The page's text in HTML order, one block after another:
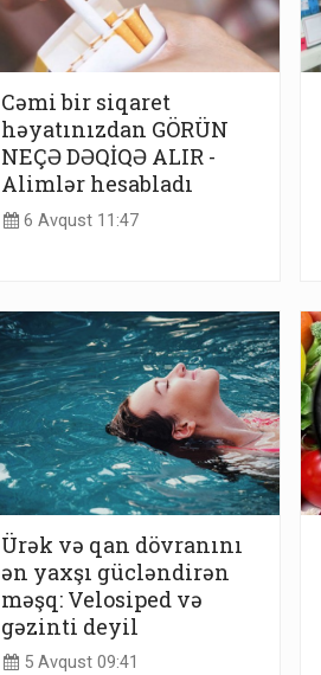
Cəmi bir siqaret
həyatınızdan GÖRÜN
NEÇƏ DƏQİQƏ ALIR -
Alimlər hesabladı
6 Avqust 11:47
Ürək və qan dövranını
ən yaxşı gücləndirən
məşq: Velosiped və
gəzinti deyil
5 Avqust 09:41